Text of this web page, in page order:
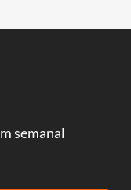
semanal